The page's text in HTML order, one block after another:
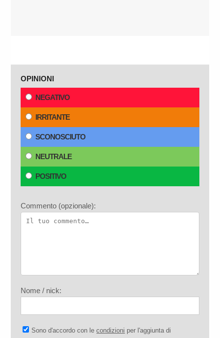
OPINIONI
NEGATIVO
IRRITANTE
SCONOSCIUTO
NEUTRALE
POSITIVO
Commento (opzionale):
Nome / nick:
Sono d'accordo con lecondizioni per l'aggiunta di